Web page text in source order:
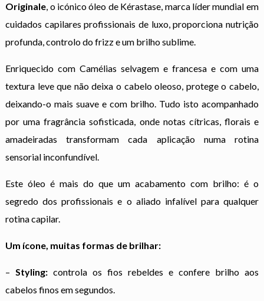
Originale, o icónico óleo de Kérastase, marca líder mundial em
cuidados capilares profissionais de luxo, proporciona nutrição
profunda, controlo do frizz e um brilho sublime.
Enriquecido com Camélias selvagem e francesa e com uma
textura leve que não deixa o cabelo oleoso, protege o cabelo,
deixando-o mais suave e com brilho. Tudo isto acompanhado
por uma fragrância sofisticada, onde notas cítricas, florais e
amadeiradas transformam cada aplicação numa rotina
sensorial inconfundível.
Este óleo é mais do que um acabamento com brilho: é o
segredo dos profissionais e o aliado infalível para qualquer
rotina capilar.
Um ícone, muitas formas de brilhar:
–Styling: controla os fios rebeldes e confere brilho aos
cabelos finos em segundos.